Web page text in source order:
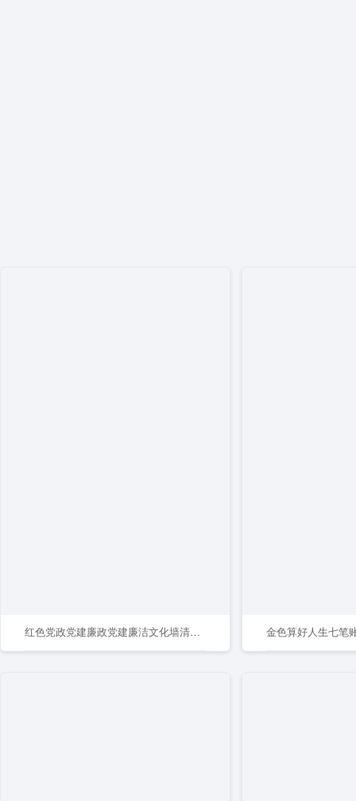
红色党政党建廉政党建廉洁文化墙清正廉洁文化墙 金色算好人生七笔